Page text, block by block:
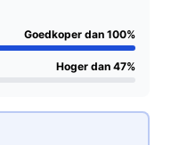
en ouderen die
Of je nu thuis bent
je voordeur.
zich van andere
Goedkoper dan 100%
Hoger dan 47%